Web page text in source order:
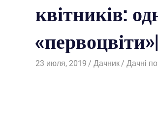
квітників:
«первоцвіти»|
23 июля, 2019 Дачник Дачні